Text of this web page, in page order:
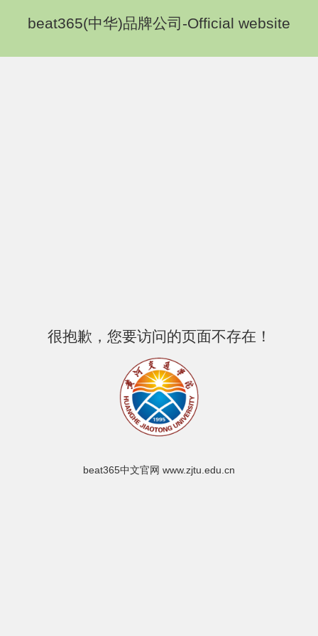
beat365(中华)品牌公司-Official website
很抱歉，您要访问的页面不存在！
beat365中文官网 www.zjtu.edu.cn